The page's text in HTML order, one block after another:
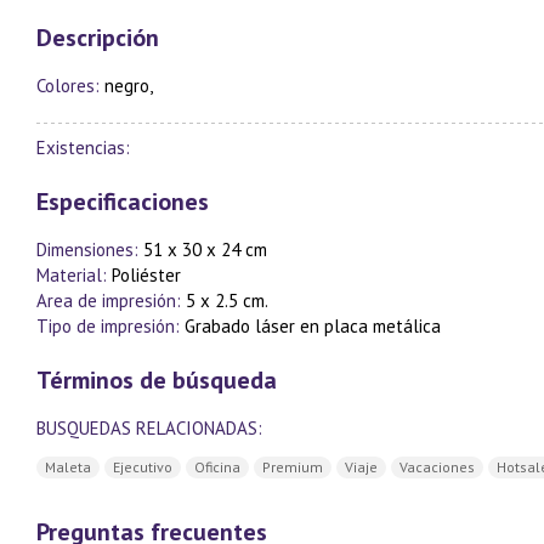
Descripción
Colores: negro,
Existencias:
Especificaciones
Dimensiones: 51 x 30 x 24 cm
Material: Poliéster
Area de impresión: 5 x 2.5 cm.
Tipo de impresión: Grabado láser en placa metálica
Términos de búsqueda
BUSQUEDAS RELACIONADAS:
Maleta Ejecutivo Oficina Premium Viaje Vacaciones
Preguntas frecuentes